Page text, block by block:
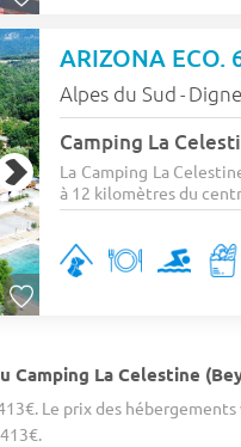
ARIZONA ECO.
Alpes du Sud -
Camping La
La Camping La
à 12 kilomètres du
Camping La Celestine
Le prix des